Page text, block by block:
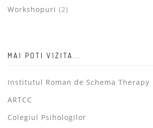
Workshopuri (2)
MAI POTI VIZITA...
Institutul Roman de Schema Therapy
ARTCC
Colegiul Psihologilor